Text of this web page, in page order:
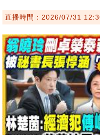
直播時間：2026/07/31